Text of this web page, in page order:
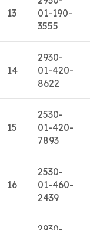
13
01-190-
3555
14
2930-
01-420-
8622
15
2530-
01-420-
7893
16
2530-
01-460-
2439